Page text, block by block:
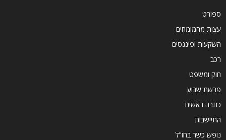
ספורט
עצות מהמומחים
השקעות ופיננסים
רכב
חוק ומשפט
פרשת שבוע
כתבה ראשית
התיישבות
נופש כשר בחו"ל